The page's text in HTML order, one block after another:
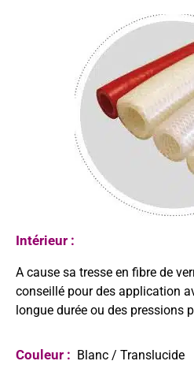
Intérieur :
A cause sa tresse en fibre de verre, ce tuyau n’est pas
conseillé pour des application
longue durée ou des pressions
Couleur : Blanc / Translucide